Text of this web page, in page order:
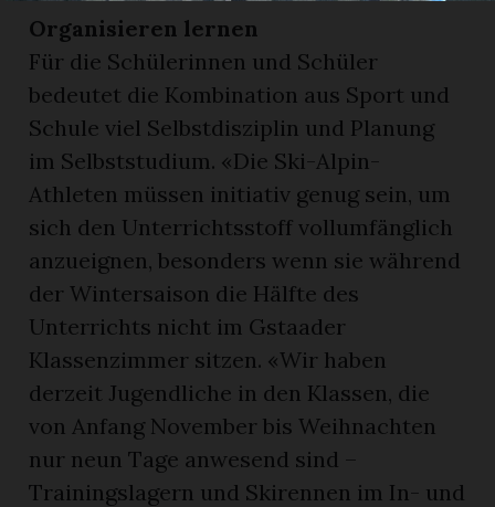
Organisieren lernen
Für die Schülerinnen und Schüler
bedeutet die Kombination aus Sport und
Schule viel Selbstdisziplin und Planung
im Selbststudium. «Die Ski-Alpin-
Athleten müssen initiativ genug sein, um
sich den Unterrichtsstoff vollumfänglich
anzueignen, besonders wenn sie während
der Wintersaison die Hälfte des
Unterrichts nicht im Gstaader
Klassenzimmer sitzen. «Wir haben
derzeit Jugendliche in den Klassen, die
von Anfang November bis Weihnachten
nur neun Tage anwesend sind –
Trainingslagern und Skirennen im In- und